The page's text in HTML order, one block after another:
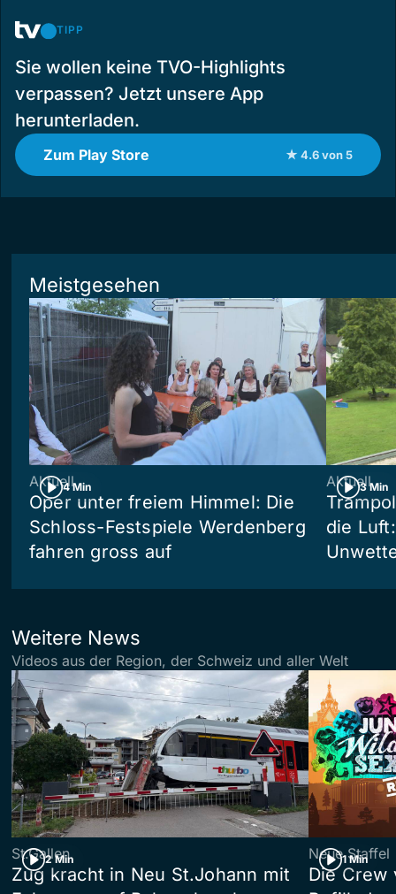
TIPP
Sie wollen keine TVO-Highlights
verpassen? Jetzt unsere App
herunterladen.
Zum Play Store ★ 4.6 von 5
Meistgesehen
4 Min
Aktuell
Oper unter freiem Himmel: Die
Schloss-Festspiele Werdenberg
fahren gross auf
3 Min
Aktuell
die
Weitere News
Videos aus der Region, der Schweiz und aller Welt
2 Min
St.Gallen
Zug kracht in Neu St.Johann mit
1 Min
Neue Staffel
Die Crew